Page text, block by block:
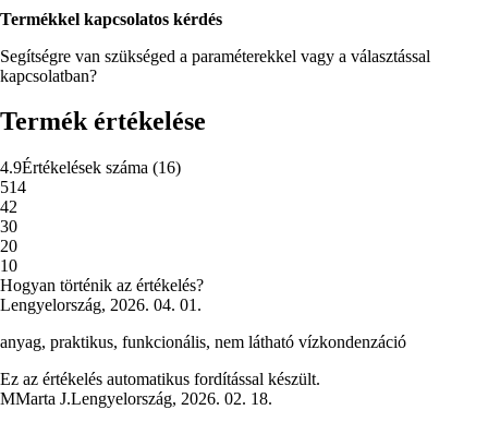
Termékkel kapcsolatos kérdés
Segítségre van szükséged a paraméterekkel vagy a választással
kapcsolatban?
Termék értékelése
4.9Értékelések száma (16)
514
42
30
20
10
Hogyan történik az értékelés?
Lengyelország, 2026. 04. 01.
anyag, praktikus, funkcionális, nem látható vízkondenzáció
Ez az értékelés automatikus fordítással készült.
MMarta J.Lengyelország, 2026. 02. 18.